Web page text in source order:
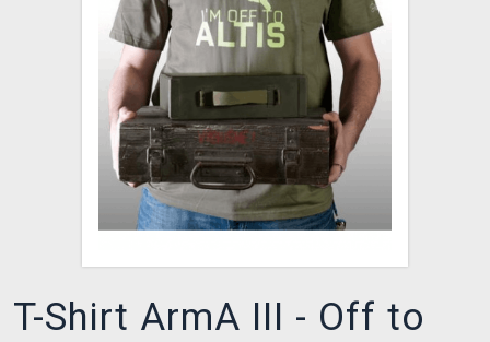
XZONE CLUB
T-Shirt ArmA III - Off to